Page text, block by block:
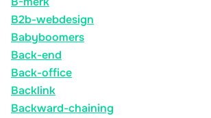
B2b-webdesign
Babyboomers
Back-end
Back-office
Backlink
Backward-chaining